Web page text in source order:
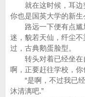
就在这时候，耳边突
你也是国英大学的新生
路远一下便有点尴
迷，貌若天仙，纤尘
过，古典鹅蛋脸型。
转头对着已经坐在
啊，正要赶往学校，你
“是啊，不过我已经
沐清漓吧.”